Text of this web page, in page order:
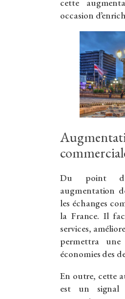
cette
occasion
Du point
augmentation
les échanges
la France. Il
services,
permettra
économies des
En outre, cette
est un signal